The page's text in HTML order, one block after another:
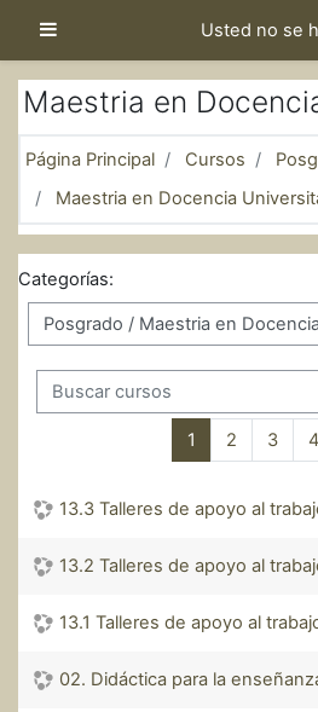
Usted no se
Maestria en
Página Principal Cursos
Maestria en Docencia
Categorías:
Buscar cursos
1 (actual)
2 3 4
13.3 Talleres de apoyo al
13.2 Talleres de apoyo al
13.1 Talleres de apoyo al
02. Didáctica para la